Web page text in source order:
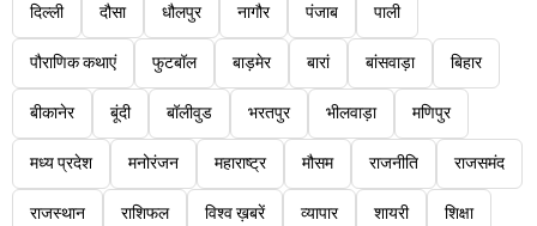
दिल्ली दौसा धौलपुर नागौर पंजाब पाली
पौराणिक कथाएं फुटबॉल बाड़मेर बारां बांसवाड़ा बिहार
बीकानेर बूंदी बॉलीवुड भरतपुर भीलवाड़ा मणिपुर
मध्य प्रदेश मनोरंजन महाराष्ट्र मौसम राजनीति राजसमंद
राजस्थान राशिफल विश्व ख़बरें व्यापार शायरी शिक्षा